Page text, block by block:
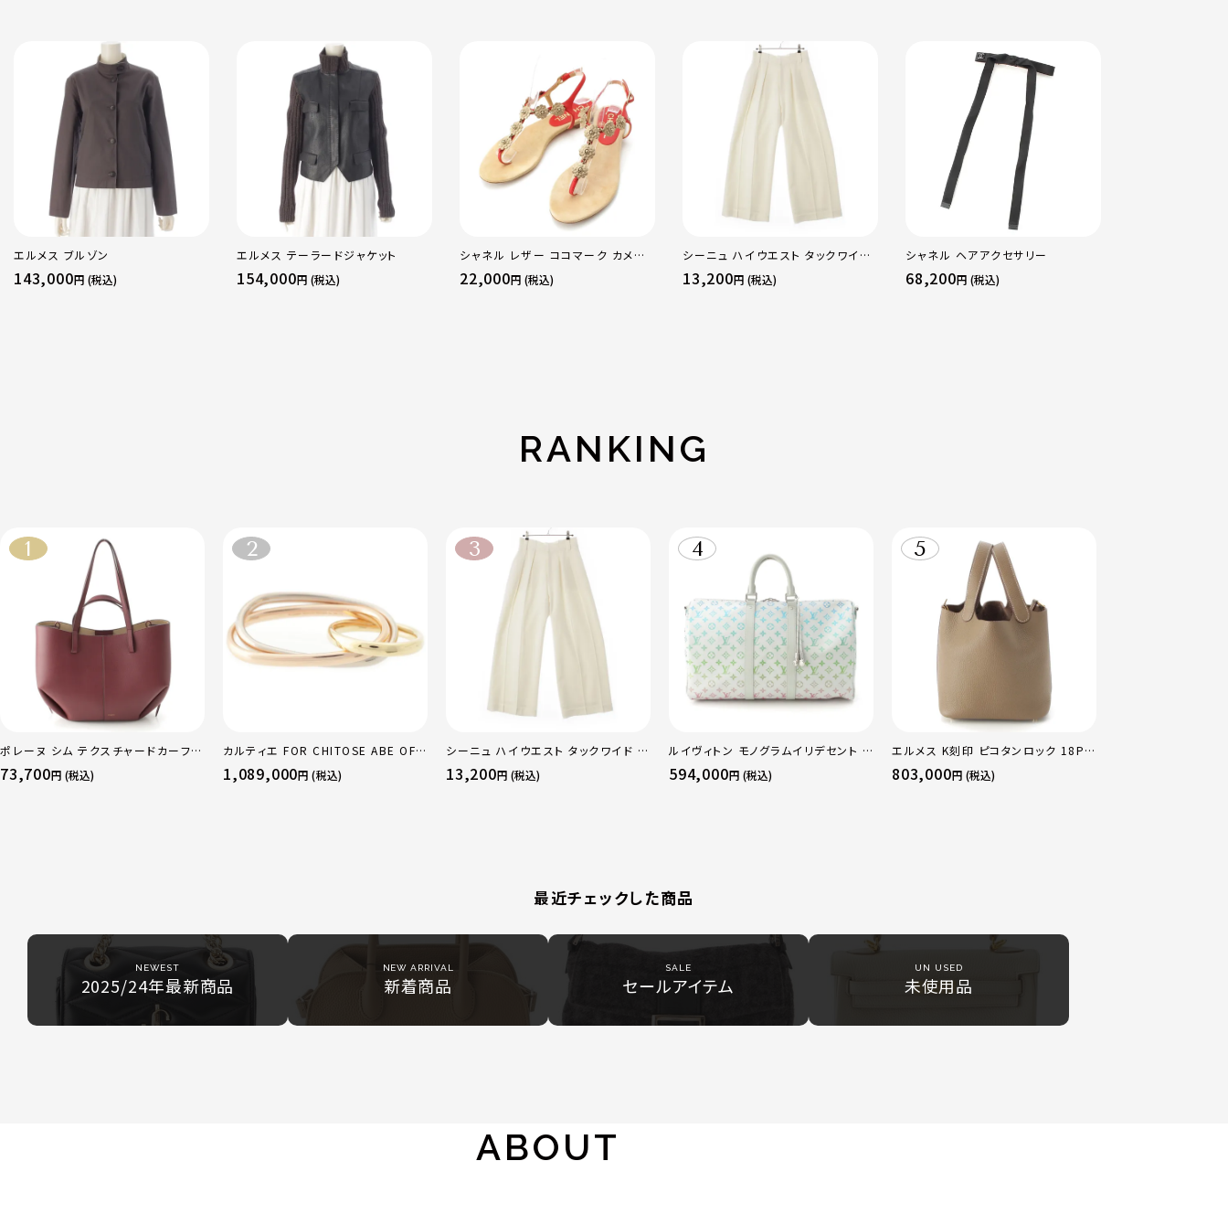
エルメス ブルゾン
143,000円 (税込)
エルメス テーラードジャケット
154,000円 (税込)
シャネル レザー ココマーク カメリ
ア スエード サンダル ベージュ レッ
ド 36C
22,000円 (税込)
シーニュ ハイウエスト タックワイド
パンツ ボトムス オフホワイト 0
13,200円 (税込)
シャネル ヘアアクセサリー
68,200円 (税込)
RANKING
ポレーヌ シム テクスチャードカーフレ
ザー トートバッグ ダークチェリー レギ
ュラー
73,700円 (税込)
カルティエ FOR CHITOSE ABE OF
sacai サカイ 750 YG×PG×WG ト
リニティ リング 指輪 マルチカラー 50
1,089,000円 (税込)
シーニュ ハイウエスト タックワイド パ
ンツ ボトムス オフホワイト 0
13,200円 (税込)
ルイヴィトン モノグラムイリデセント キ
ーポルバンドリエール45 ボストンバッ
グ M13915 マルチカラー
594,000円 (税込)
エルメス K刻印 ピコタンロック 18PM
トリヨン ハンドバッグ ゴールド金具 エ
トゥープ
803,000円 (税込)
最近チェックした商品
NEWEST
2025/24年最新商品
NEW ARRIVAL
新着商品
SALE
セールアイテム
UN USED
未使用品
ABOUT